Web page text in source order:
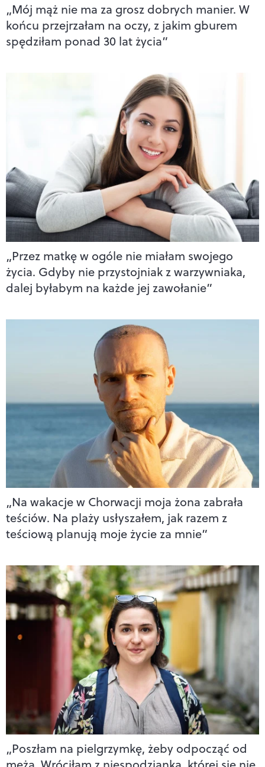
„Mój mąż nie ma za grosz dobrych manier. W
końcu przejrzałam na oczy, z jakim gburem
spędziłam ponad 30 lat życia”
„Przez matkę w ogóle nie miałam swojego
życia. Gdyby nie przystojniak z warzywniaka,
dalej byłabym na każde jej zawołanie”
„Na wakacje w Chorwacji moja żona zabrała
teściów. Na plaży usłyszałem, jak razem z
teściową planują moje życie za mnie”
„Poszłam na pielgrzymkę, żeby odpocząć od